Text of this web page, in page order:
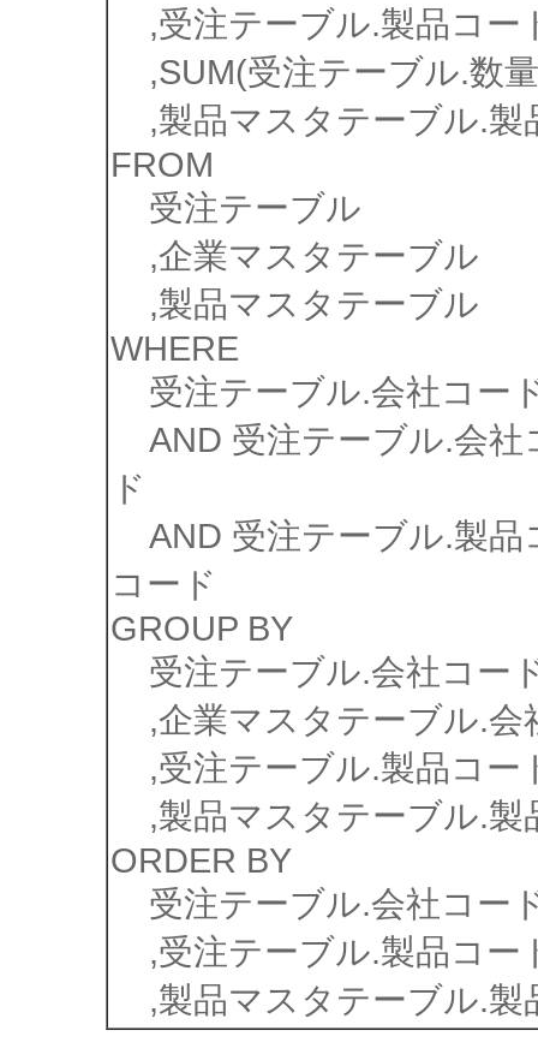
,受注テーブル.製品コー
,SUM(受注テーブル.数
,製品マスタテーブル.製
FROM
受注テーブル
,企業マスタテーブル
,製品マスタテーブル
WHERE
受注テーブル.会社コー
AND 受注テーブル.会社
ド
AND 受注テーブル.製品
コード
GROUP BY
受注テーブル.会社コー
,企業マスタテーブル.会
,受注テーブル.製品コー
,製品マスタテーブル.製
ORDER BY
受注テーブル.会社コー
,受注テーブル.製品コー
,製品マスタテーブル.製